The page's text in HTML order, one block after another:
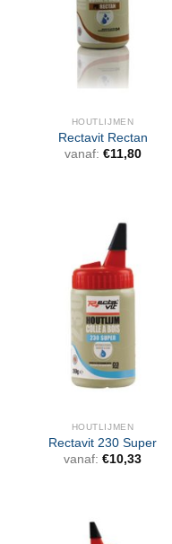
HOUTLIJMEN
Rectavit Rectan
vanaf: €11,80
HOUTLIJMEN
Rectavit 230 Super
vanaf: €10,33